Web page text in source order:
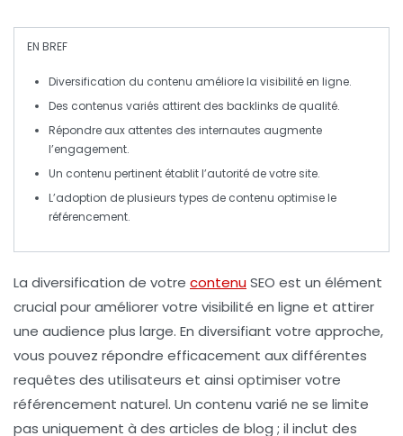
EN BREF
Diversification du contenu améliore la visibilité en ligne.
Des contenus variés attirent des backlinks de qualité.
Répondre aux attentes des internautes augmente
l’engagement.
Un contenu pertinent établit l’autorité de votre site.
L’adoption de plusieurs types de contenu optimise le
référencement.
La diversification de votre contenuSEO est un élément
crucial pour améliorer votre visibilité en ligne et attirer
une audience plus large. En diversifiant votre approche,
vous pouvez répondre efficacement aux différentes
requêtes des utilisateurs et ainsi optimiser votre
référencement naturel. Un contenu varié ne se limite
pas uniquement à des articles de blog ; il inclut des